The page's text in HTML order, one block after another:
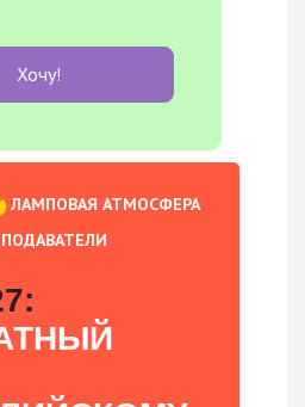
Хочу!
ЛАМПОВАЯ АТМОСФЕРА